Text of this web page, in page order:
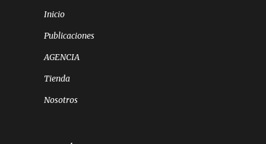
Inicio
Publicaciones
AGENCIA
Tienda
Nosotros